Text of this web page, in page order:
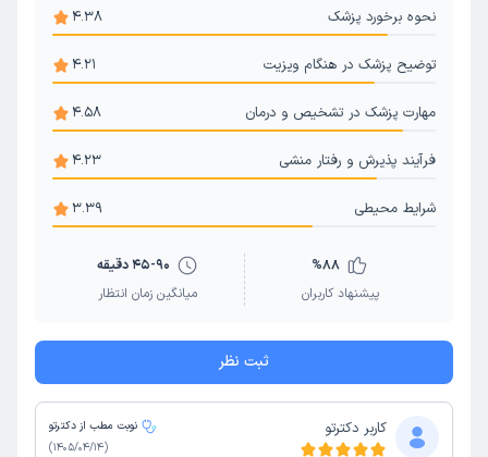
نحوه برخورد پزشک 4.38
توضیح پزشک در هنگام ویزیت 4.21
مهارت پزشک در تشخیص و درمان 4.58
فرآیند پذیرش و رفتار منشی 4.23
شرایط محیطی 3.39
%88
پیشنهاد کاربران
45-90 دقیقه
میانگین زمان انتظار
ثبت نظر
کاربر دکترتو
نوبت مطب از دکترتو
(
1405/04/14
)